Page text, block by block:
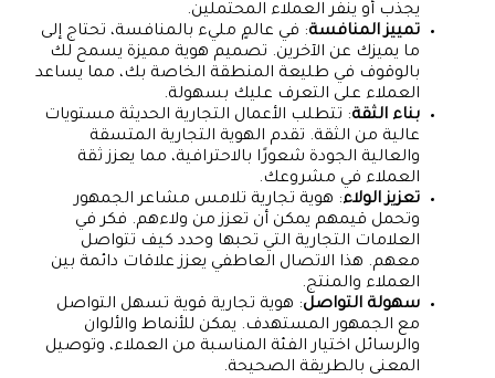
يجذب أو ينفر العملاء المحتملين.
تمييز المنافسة: في عالمٍ مليء بالمنافسة، تحتاج إلى
ما يميزك عن الآخرين. تصميم هوية مميزة يسمح لك
بالوقوف في طليعة المنطقة الخاصة بك، مما يساعد
العملاء على التعرف عليك بسهولة.
بناء الثقة: تتطلب الأعمال التجارية الحديثة مستويات
عالية من الثقة. تقدم الهوية التجارية المتسقة
والعالية الجودة شعورًا بالاحترافية، مما يعزز ثقة
العملاء في مشروعك.
تعزيز الولاء: هوية تجارية تلامس مشاعر الجمهور
وتحمل قيمهم يمكن أن تعزز من ولاءهم. فكر في
العلامات التجارية التي تحبها وحدد كيف تتواصل
معهم. هذا الاتصال العاطفي يعزز علاقات دائمة بين
العملاء والمنتج.
سهولة التواصل: هوية تجارية قوية تسهل التواصل
مع الجمهور المستهدف. يمكن للأنماط والألوان
والرسائل اختيار الفئة المناسبة من العملاء، وتوصيل
المعنى بالطريقة الصحيحة.